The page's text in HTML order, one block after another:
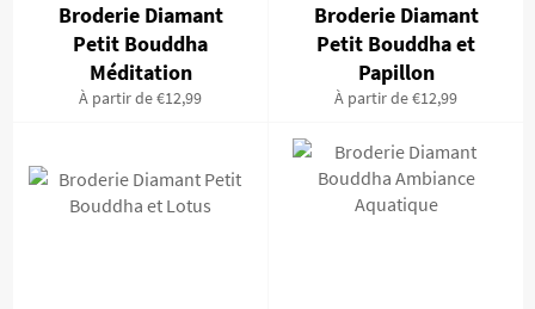
Broderie Diamant
Petit Bouddha
Méditation
À partir de €12,99
Broderie Diamant
Petit Bouddha et
Papillon
À partir de €12,99